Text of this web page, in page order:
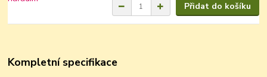
Přidat do košíku
Kompletní specifikace